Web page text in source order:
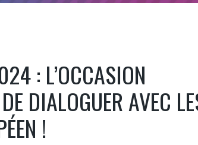
: L’OCCASION
DIALOGUER AVEC
!